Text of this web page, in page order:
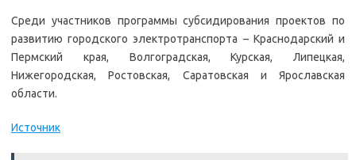
Среди участников программы субсидирования проектов по
развитию городского электротранспорта – Краснодарский и
Пермский края, Волгоградская, Курская, Липецкая,
Нижегородская, Ростовская, Саратовская и Ярославская
области.
Источник